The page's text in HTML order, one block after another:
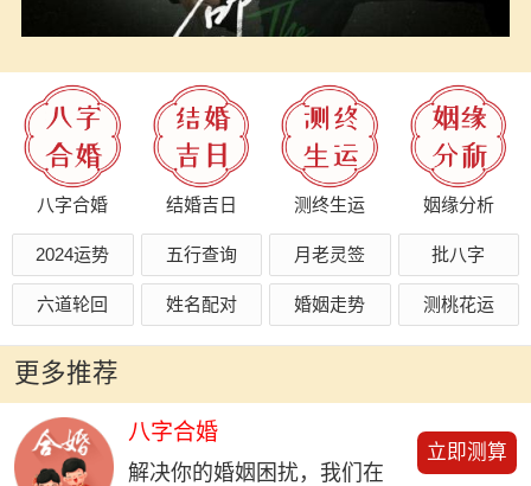
八字合婚 结婚吉日 测终生运 姻缘分析
2024运势 五行查询 月老灵签 批八字
六道轮回 姓名配对 婚姻走势 测桃花运
更多推荐
八字合婚
解决你的婚姻困扰，我们在
立即测算